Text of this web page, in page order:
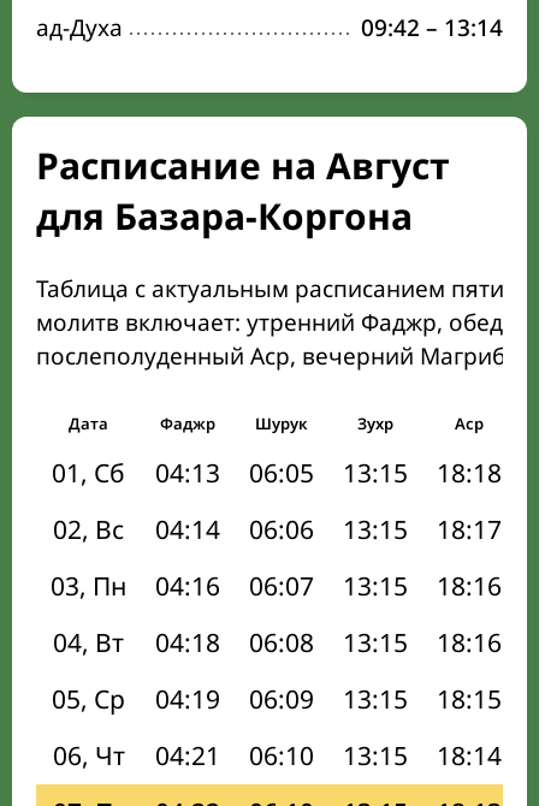
ад-Духа 09:42 – 13:14
Расписание на Август
для Базара-Коргона
Таблица с актуальным расписанием пяти
молитв включает: утренний Фаджр,
послеполуденный Аср, вечерний Магриб
Дата Фаджр Шурук Зухр Аср
01, Сб 04:13 06:05 13:15 18:18
02, Вс
04:14 06:06 13:15 18:17
03, Пн
04:16 06:07 13:15 18:16
04, Вт
04:18 06:08 13:15 18:16
05, Ср
04:19 06:09 13:15 18:15
06, Чт
04:21 06:10 13:15 18:14